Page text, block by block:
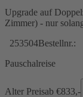
Upgrade auf
Zimmer) - nur
253504Bestellnr.:
Pauschalreise
Alter Preisab €833,-